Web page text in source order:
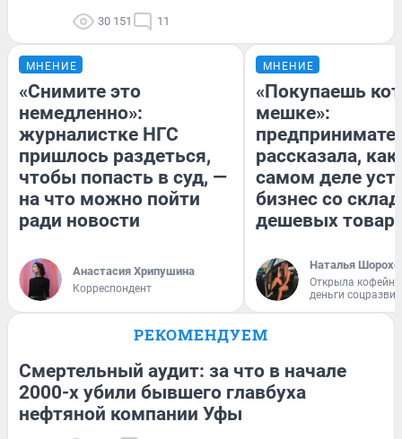
30 151 11
МНЕНИЕ
«Снимите это
немедленно»:
журналистке НГС
пришлось раздеться,
чтобы попасть в суд, —
на что можно пойти
ради новости
Анастасия Хрипушина
Корреспондент
МНЕНИЕ
«Покупаешь
мешке»:
рассказала, как
самом деле
бизнес со
дешевых
Наталья
Открыла
деньги
РЕКОМЕНДУЕМ
Смертельный аудит: за что в начале
2000-х убили бывшего главбуха
нефтяной компании Уфы